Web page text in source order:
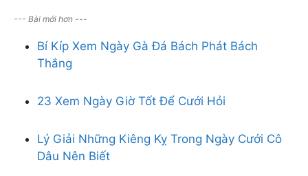
Đam mỹ hoàn
Lịch cúp điện hôm nay
Lịch cúp điện bến tre
Lịch cúp điện trà vinh
vietnambiz.vn
Trang TTĐTTH Của công ty VietnewsCorp
--- Bài mới hơn ---
Bí Kíp Xem Ngày Gà Đá Bách Phát Bách
Thắng
23 Xem Ngày Giờ Tốt Để Cưới Hỏi
Lý Giải Những Kiêng Kỵ Trong Ngày Cưới Cô
Dâu Nên Biết